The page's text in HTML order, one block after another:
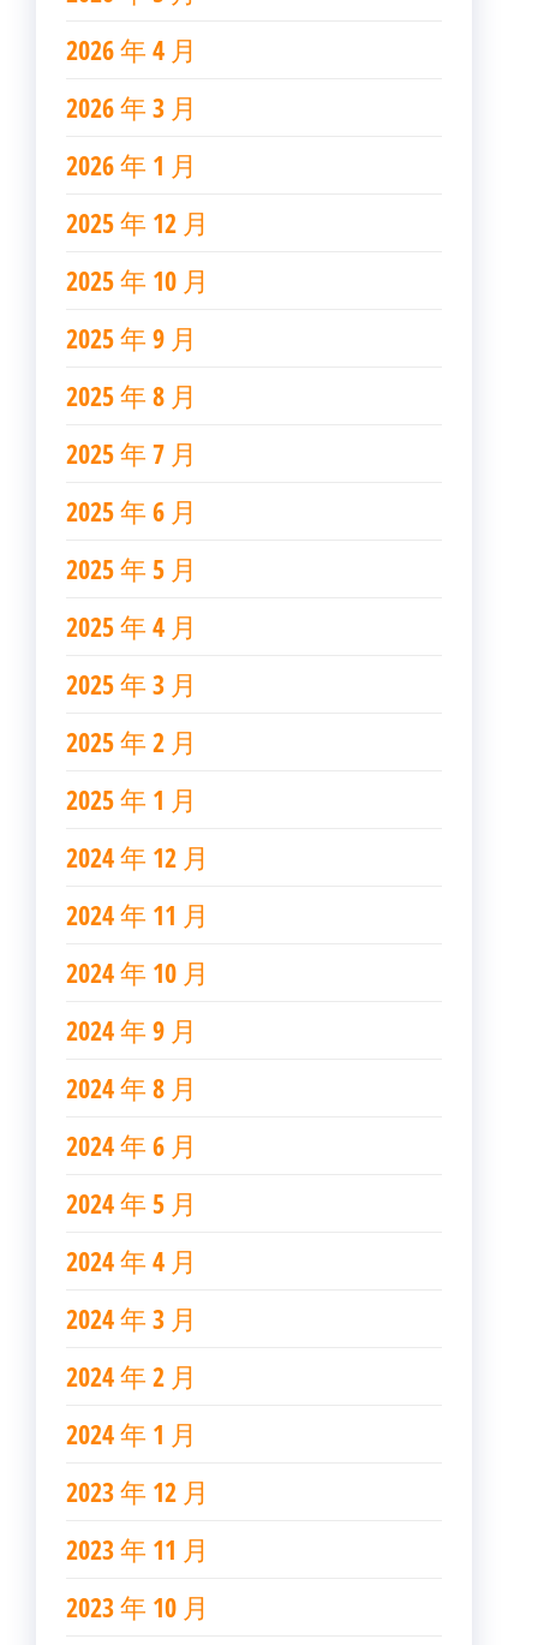
2026 年 4 月
2026 年 3 月
2026 年 1 月
2025 年 12 月
2025 年 10 月
2025 年 9 月
2025 年 8 月
2025 年 7 月
2025 年 6 月
2025 年 5 月
2025 年 4 月
2025 年 3 月
2025 年 2 月
2025 年 1 月
2024 年 12 月
2024 年 11 月
2024 年 10 月
2024 年 9 月
2024 年 8 月
2024 年 6 月
2024 年 5 月
2024 年 4 月
2024 年 3 月
2024 年 2 月
2024 年 1 月
2023 年 12 月
2023 年 11 月
2023 年 10 月